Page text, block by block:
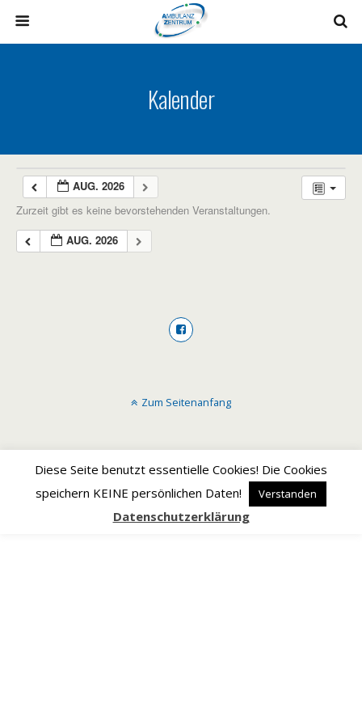
Kalender
AUG. 2026
Zurzeit gibt es keine bevorstehenden Veranstaltungen.
AUG. 2026
Diese Seite benutzt essentielle Cookies! Die Cookies
speichern KEINE persönlichen Daten!
Verstanden
Datenschutzerklärung
Zum Seitenanfang